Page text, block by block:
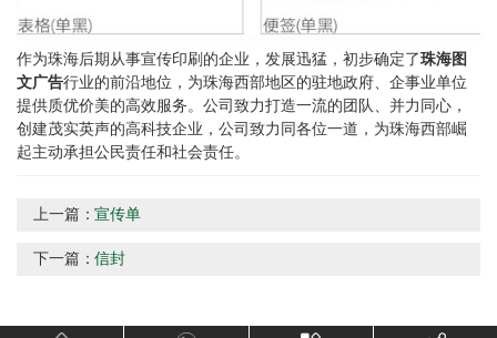
作为珠海后期从事宣传印刷的企业，发展迅猛，初步确定了珠海图
文广告行业的前沿地位，为珠海西部地区的驻地政府、企事业单位
提供质优价美的高效服务。公司致力打造一流的团队、并力同心，
创建茂实英声的高科技企业，公司致力同各位一道，为珠海西部崛
起主动承担公民责任和社会责任。
上一篇：宣传单
下一篇：信封